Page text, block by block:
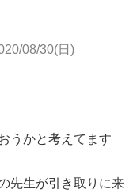
08/30(日)
うかと考えてます
先生が引き取りに来